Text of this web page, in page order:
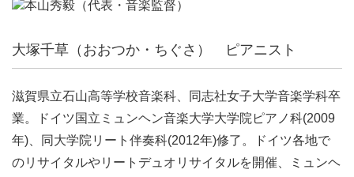
大塚千草（おおつか・ちぐさ） ピアニスト
滋賀県立石山高等学校音楽科、同志社女子大学音楽学科卒
業。ドイツ国立ミュンヘン音楽大学大学院ピアノ科(2009
年)、同大学院リート伴奏科(2012年)修了。ドイツ各地で
のリサイタルやリートデュオリサイタルを開催、ミュンヘ